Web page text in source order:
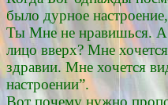
было дурное
Ты Мне не нравишься.
лицо вверх? Мне
здравии. Мне хочется
настроении”.
Вот почему нужно